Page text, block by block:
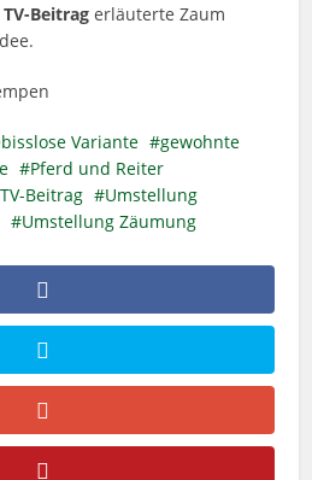
TV-Beitrag erläuterte Zaum
Variante
gewohnte
Pferd und Reiter
TV-Beitrag
Umstellung
Umstellung Zäumung